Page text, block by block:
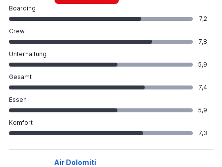
Boarding
7,2
Crew
7,8
Unterhaltung
5,9
Gesamt
7,4
Essen
5,9
Komfort
7,3
Air Dolomiti